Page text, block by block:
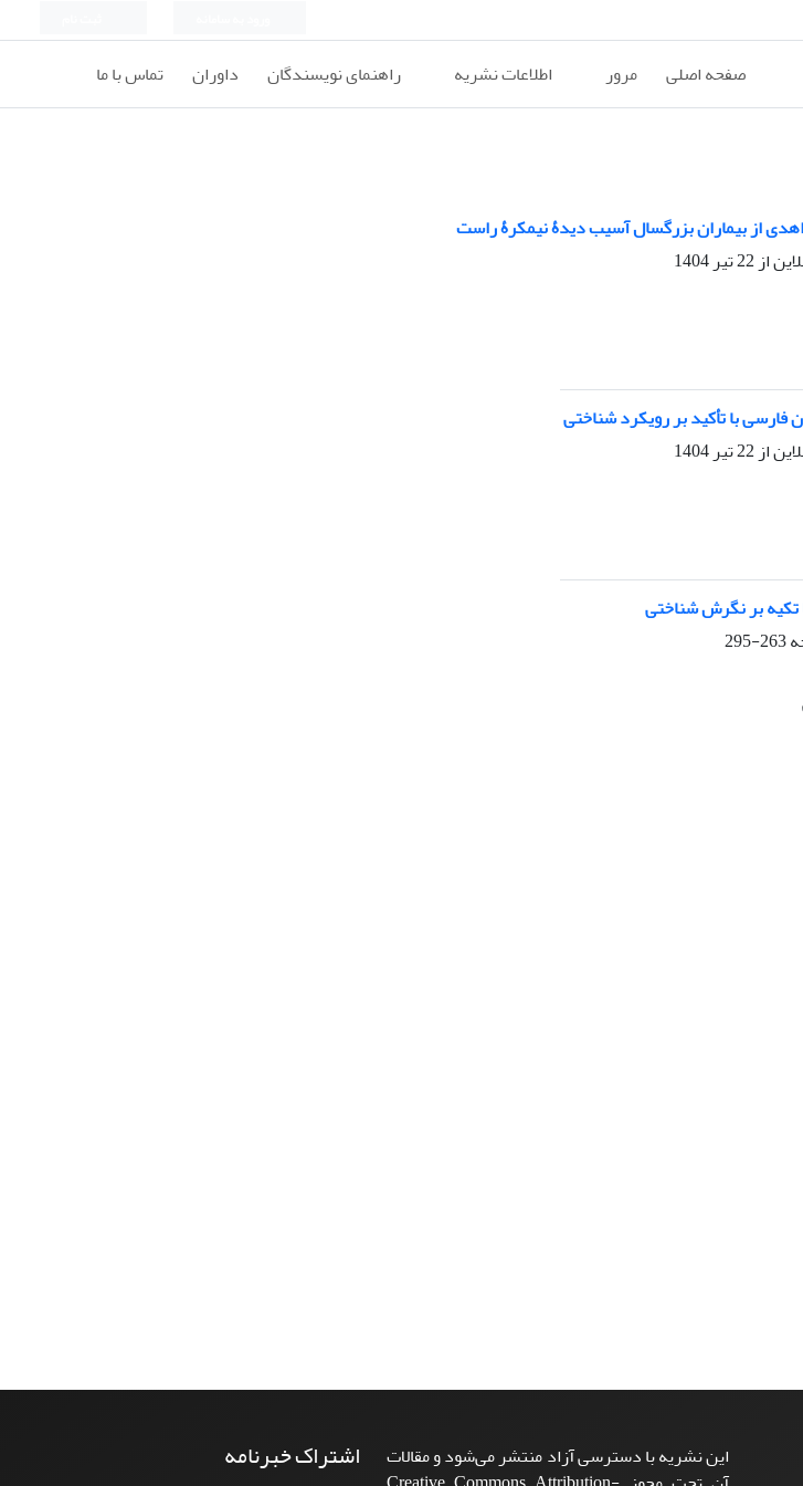
صفحه اصلی مرور اطلاعات نشریه راهنمای نویسندگان داوران تماس با ما
از بیماران بزرگسال آسیب دیدۀ نیمکرۀ راست
از22 تیر 1404
با تأکید بر رویکرد شناختی
از22 تیر 1404
263-295
این نشریه با دسترسی آزاد منتشر می‌شود و مقالات
اشتراک خبرنامه